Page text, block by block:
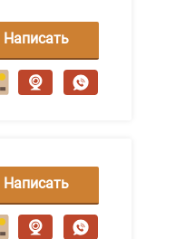
Написать
Написать